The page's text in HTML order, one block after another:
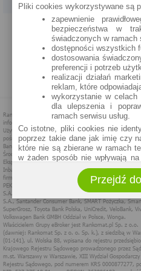
PROGRAM PARTNERSKI O NAS
POLITYKA PRYWATNOŚCI POLITYKA
Pliki cookies wykorzystywane są
zapewnienie
bezpieczeństwa w
świadczonych w ramach
dostępności wszystkich
dostosowania
preferencji i potrzeb
realizacji działań
reklam, które
wykorzystanie w
dla ulepszenia i
ramach serwisu usług.
Co istotne, pliki cookies nie
poprzez takie dane jak imię czy
które nie są zbierane w ramach
w żaden sposób nie wpływają
Zakres wykorzystywania
określenia w ustawieniach
wprowadzenia zmian ustawień,
być zapisywane w pamięci
Administratorem danych
spółka Rankomat.pl Sp. z o.o.
k.) z siedzibą w Warszawie, ul.
Możesz jako użytkownik w
administratorem pod adresem
Przejdź